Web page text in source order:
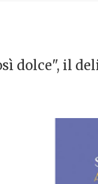
dolce", il